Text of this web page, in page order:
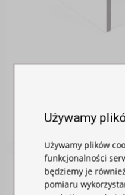
W
Używamy
Używamy plików
funkcjonalności
będziemy je
pomiaru